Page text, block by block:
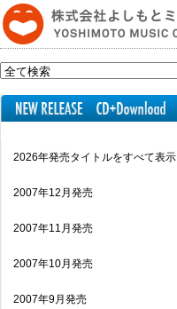
2026年発売タイトルをすべて表示
2007年12月発売
2007年11月発売
2007年10月発売
2007年9月発売